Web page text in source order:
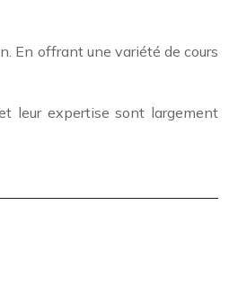
En offrant une variété de cours
leur expertise sont largement